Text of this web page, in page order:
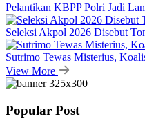
Pelantikan KBPP Polri Jadi
Seleksi Akpol 2026 Disebut
Sutrimo Tewas Misterius,
View More
Popular Post